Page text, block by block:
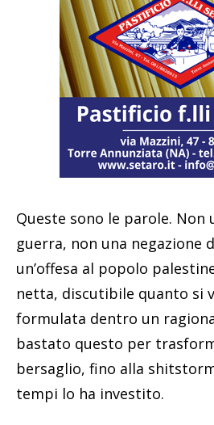
Queste sono le parole. Non
guerra, non una negazione
un’offesa al popolo
netta, discutibile quanto si
formulata dentro un
bastato questo per
bersaglio, fino alla
tempi lo ha investito.